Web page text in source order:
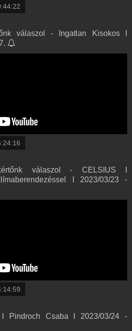
válaszol - Ingatlan Kisokos I
válaszol - CELSIUS I
I 2023/03/23 -
Pindroch Csaba I 2023/03/24 -